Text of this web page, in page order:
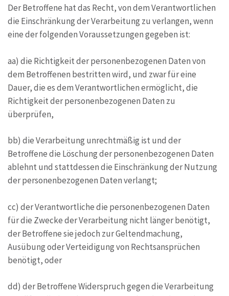
Der Betroffene hat das Recht, von dem Verantwortlichen
die Einschränkung der Verarbeitung zu verlangen, wenn
eine der folgenden Voraussetzungen gegeben ist:
aa) die Richtigkeit der personenbezogenen Daten von
dem Betroffenen bestritten wird, und zwar für eine
Dauer, die es dem Verantwortlichen ermöglicht, die
Richtigkeit der personenbezogenen Daten zu
überprüfen,
bb) die Verarbeitung unrechtmäßig ist und der
Betroffene die Löschung der personenbezogenen Daten
ablehnt und stattdessen die Einschränkung der Nutzung
der personenbezogenen Daten verlangt;
cc) der Verantwortliche die personenbezogenen Daten
für die Zwecke der Verarbeitung nicht länger benötigt,
der Betroffene sie jedoch zur Geltendmachung,
Ausübung oder Verteidigung von Rechtsansprüchen
benötigt, oder
dd) der Betroffene Widerspruch gegen die Verarbeitung